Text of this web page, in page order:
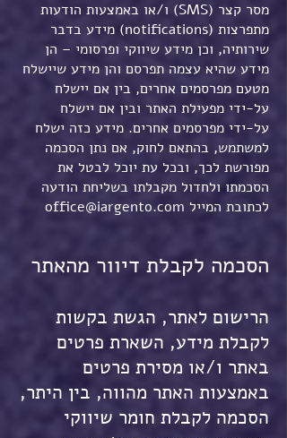
מסר קצר (SMS) ו/או באמצעות הודעות
מתפרצות (notifications) מידע בדבר
שירותיה, וכן מידע שיווקי ופרסומי – הן
מידע שהיא עצמה תפרסם והן מידע שיישלח
מטעם מפרסמים אחרים, בין אם יישלח
על-ידי מפעילת האתר ובין אם יישלח
על-ידי מפרסמים אחרים. מידע כזה ישלח
למשתמש, בהתאם לחוק, אם נתן הסכמה
מפורשת לכך, ובכל עת יוכל לבטל את
הסכמתו ולחדול מקבלתו בשליחת הודעה
לכתובת המייל office@iargento.com
הסכמה לקבלת דיוור מהאתר
הרישום לאתר, הגשת בקשות
לקבלת מידע, השארת פרטים
באתר ו/או מסירת פרטים
באמצעות האתר מהווה, בין היתר,
הסכמה לקבלת חומר שיווקי